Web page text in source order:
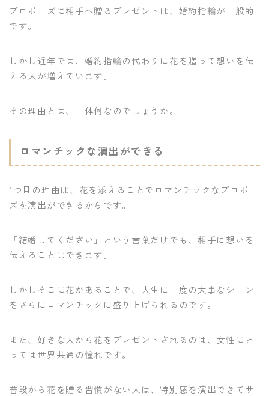
プロポーズに相手へ贈るプレゼントは、婚約指輪が一般的
です。
しかし近年では、婚約指輪の代わりに花を贈って想いを伝
える人が増えています。
その理由とは、一体何なのでしょうか。
ロマンチックな演出ができる
1つ目の理由は、花を添えることでロマンチックなプロポー
ズを演出ができるからです。
「結婚してください」という言葉だけでも、相手に想いを
伝えることはできます。
しかしそこに花があることで、人生に一度の大事なシーン
をさらにロマンチックに盛り上げられるのです。
また、好きな人から花をプレゼントされるのは、女性にと
っては世界共通の憧れです。
普段から花を贈る習慣がない人は、特別感を演出できてサ